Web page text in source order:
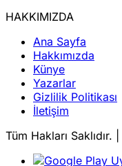
HAKKIMIZDA
Ana Sayfa
Hakkımızda
Künye
Yazarlar
Gizlilik Politikası
İletişim
Tüm Hakları Saklıdır. |